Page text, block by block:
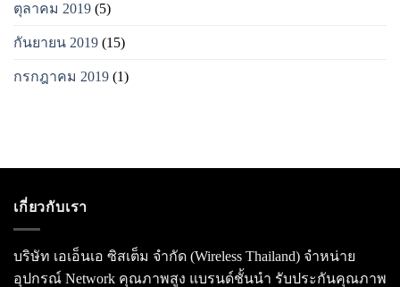
ตุลาคม 2019 (5)
กันยายน 2019 (15)
กรกฎาคม 2019 (1)
เกี่ยวกับเรา
บริษัท เอเอ็นเอ ซิสเต็ม จำกัด (Wireless Thailand) จำหน่าย
อุปกรณ์ Network คุณภาพสูง แบรนด์ชั้นนำ รับประกันคุณภาพ